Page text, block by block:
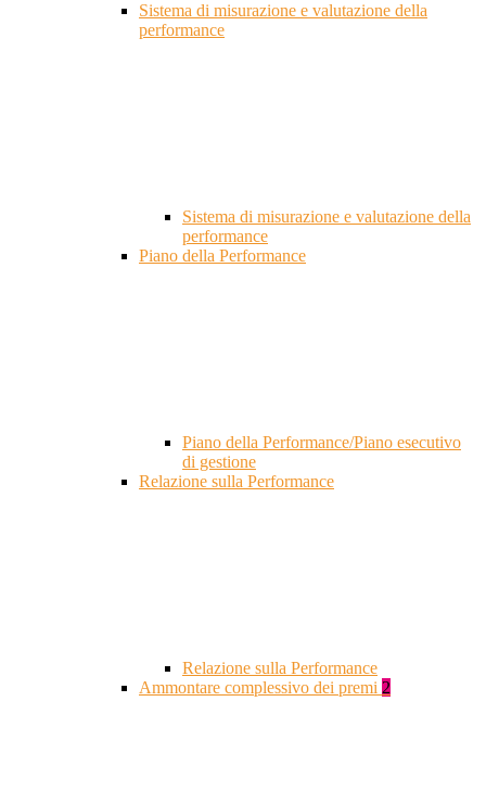
Sistema di misurazione e valutazione della
performance
Sistema di misurazione e valutazione della
performance
Piano della Performance
Piano della Performance/Piano esecutivo
di gestione
Relazione sulla Performance
Relazione sulla Performance
Ammontare complessivo dei premi 2